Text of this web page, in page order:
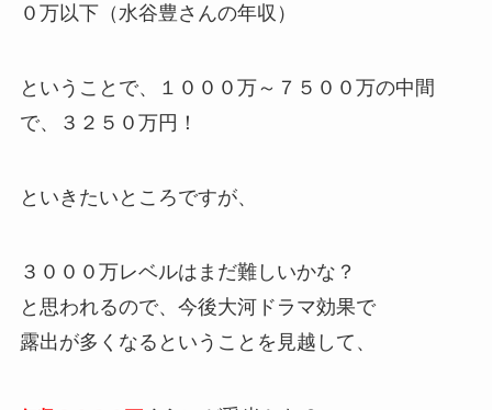
０万以下（水谷豊さんの年収）
ということで、１０００万～７５００万の中間
で、３２５０万円！
といきたいところですが、
３０００万レベルはまだ難しいかな？
と思われるので、今後大河ドラマ効果で
露出が多くなるということを見越して、